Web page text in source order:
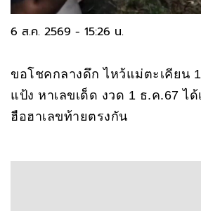
6 ส.ค. 2569 - 15:26 น.
ขอโชคกลางดึก ไหว้แม่ตะเคียน
แป้ง หาเลขเด็ด งวด 1 ธ.ค.67 ไ
ฮือฮาเลขท้ายตรงกัน